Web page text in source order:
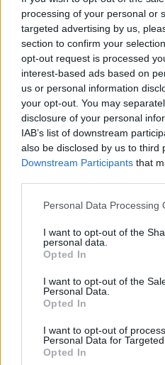
processing of your personal or
targeted advertising by us,
section to confirm your
opt-out request is processed
interest-based ads based on
us or personal information
your opt-out. You may
disclosure of your personal
IAB’s list of downstream
also be disclosed by us to third
Downstream Participants that
Please note that this website/
not limited to your visit or
grant or deny consent to
use your data for below
consent section.
Personal Data Processing
I want to opt-out of the
personal data.
Opted In
I want to opt-out of the
Personal Data.
Opted In
I want to opt-out of
Personal Data for Targeted
Opted In
Puoi effettuare
sezioneLogindal
cliccandoqui
TEMI:
Delphina Hotels &
Notizie Santa Teresa
Valle Dell'erica Santa Teresa
Notizie in
Entra nel
i tuoi
Su